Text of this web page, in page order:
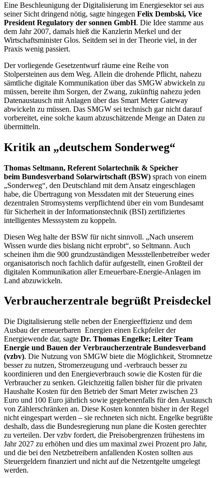
Eine Beschleunigung der Digitalisierung im Energiesektor sei aus
seiner Sicht dringend nötig, sagte hingegen Felix Dembski, Vice
President Regulatory der sonnen GmbH. Die Idee stamme aus
dem Jahr 2007, damals hieß die Kanzlerin Merkel und der
Wirtschaftsminister Glos. Seitdem sei in der Theorie viel, in der
Praxis wenig passiert.
Der vorliegende Gesetzentwurf räume eine Reihe von
Stolpersteinen aus dem Weg. Allein die drohende Pflicht, nahezu
sämtliche digitale Kommunikation über das SMGW abwickeln zu
müssen, bereite ihm Sorgen, der Zwang, zukünftig nahezu jeden
Datenaustausch mit Anlagen über das Smart Meter Gateway
abwickeln zu müssen. Das SMGW sei technisch gar nicht darauf
vorbereitet, eine solche kaum abzuschätzende Menge an Daten zu
übermitteln.
Kritik an „deutschem Sonderweg“
Thomas Seltmann, Referent Solartechnik & Speicher
beim Bundesverband Solarwirtschaft (BSW) sprach von einem
„Sonderweg“, den Deutschland mit dem Ansatz eingeschlagen
habe, die Übertragung von Messdaten mit der Steuerung eines
dezentralen Stromsystems verpflichtend über ein vom Bundesamt
für Sicherheit in der Informationstechnik (BSI) zertifiziertes
intelligentes Messsystem zu koppeln.
Diesen Weg halte der BSW für nicht sinnvoll. „Nach unserem
Wissen wurde dies bislang nicht erprobt“, so Seltmann. Auch
scheinen ihm die 900 grundzuständigen Messstellenbetreiber weder
organisatorisch noch fachlich dafür aufgestellt, einen Großteil der
digitalen Kommunikation aller Erneuerbare-Energie-Anlagen im
Land abzuwickeln.
Verbraucherzentrale begrüßt Preisdeckel
Die Digitalisierung stelle neben der Energieeffizienz und dem
Ausbau der erneuerbaren Energien einen Eckpfeiler der
Energiewende dar, sagte Dr. Thomas Engelke; Leiter Team
Energie und Bauen der Verbraucherzentrale Bundesverband
(vzbv). Die Nutzung von SMGW biete die Möglichkeit, Stromnetze
besser zu nutzen, Stromerzeugung und -verbrauch besser zu
koordinieren und den Energieverbrauch sowie die Kosten für die
Verbraucher zu senken. Gleichzeitig fallen bisher für die privaten
Haushalte Kosten für den Betrieb der Smart Meterzwischen 23
Euro und 100 Euro jährlich sowie gegebenenfalls für den Austausch
von Zählerschränken an. Diese Kosten konnten bisher in der Regel
nicht eingespart werden – sie rechneten sich nicht. Engelke begrüßte
deshalb, dass die Bundesregierung nun plane die Kosten gerechter
zu verteilen. Der vzbv fordert, die Preisobergrenzen frühestens im
Jahr 2027 zu erhöhen und dies um maximal zwei Prozent pro Jahr,
und die bei den Netzbetreibern anfallenden Kosten sollten aus
Steuergeldern finanziert und nicht auf die Netzentgelte umgelegt
werden.